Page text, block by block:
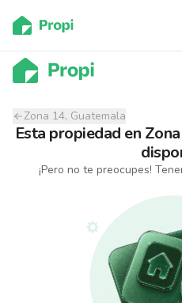
Zona 14, Guatemala
Esta propiedad en
¡Pero no te preocupes!